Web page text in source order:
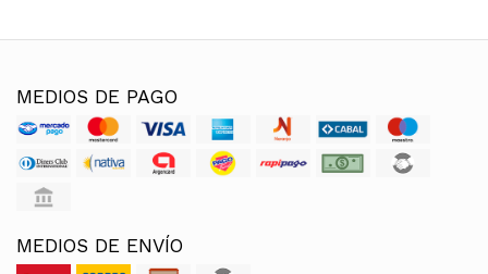
MEDIOS DE PAGO
MEDIOS DE ENVÍO